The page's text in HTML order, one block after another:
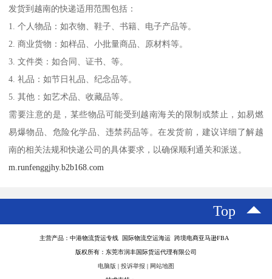
发货到越南的快递适用范围包括：
1. 个人物品：如衣物、鞋子、书籍、电子产品等。
2. 商业货物：如样品、小批量商品、原材料等。
3. 文件类：如合同、证书、等。
4. 礼品：如节日礼品、纪念品等。
5. 其他：如艺术品、收藏品等。
需要注意的是，某些物品可能受到越南海关的限制或禁止，如易燃
易爆物品、危险化学品、违禁药品等。在发货前，建议详细了解越
南的相关法规和快递公司的具体要求，以确保顺利通关和派送。
m.runfenggjhy.b2b168.com
Top
主营产品：中港物流货运专线 国际物流空运海运 跨境电商亚马逊FBA
版权所有：东莞市润丰国际货运代理有限公司
电脑版 投诉举报 网站地图